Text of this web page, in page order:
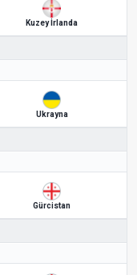
Kuzey İrlanda
Ukrayna
Gürcistan